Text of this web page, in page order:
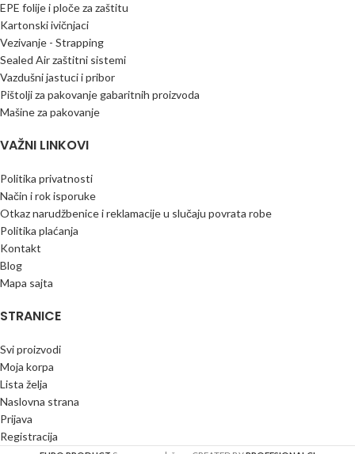
EPE folije i ploče za zaštitu
Kartonski ivičnjaci
Vezivanje - Strapping
Sealed Air zaštitni sistemi
Vazdušni jastuci i pribor
Pištolji za pakovanje gabaritnih proizvoda
Mašine za pakovanje
VAŽNI LINKOVI
Politika privatnosti
Način i rok isporuke
Otkaz narudžbenice i reklamacije u slučaju povrata robe
Politika plaćanja
Kontakt
Blog
Mapa sajta
STRANICE
Svi proizvodi
Moja korpa
Lista želja
Naslovna strana
Prijava
Registracija